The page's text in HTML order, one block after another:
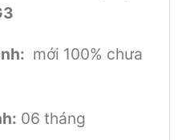
mới 100% chưa
06 tháng